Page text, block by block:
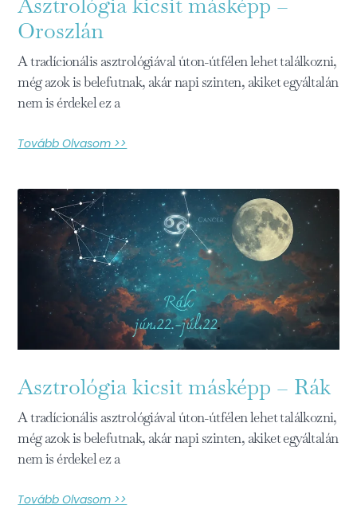
Oroszlán
A tradícionális asztrológiával úton-útfélen lehet találkozni,
még azok is belefutnak, akár napi szinten, akiket egyáltalán
nem is érdekel ez a
Tovább Olvasom >>
Asztrológia kicsit másképp – Rák
A tradícionális asztrológiával úton-útfélen lehet találkozni,
még azok is belefutnak, akár napi szinten, akiket egyáltalán
nem is érdekel ez a
Tovább Olvasom >>